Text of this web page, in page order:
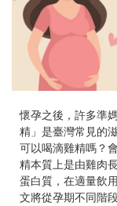
懷孕之後，許多準
精」是臺灣常見的
可以喝滴雞精嗎？
精本質上是由雞肉
蛋白質，在適量飲
文將從孕期不同階